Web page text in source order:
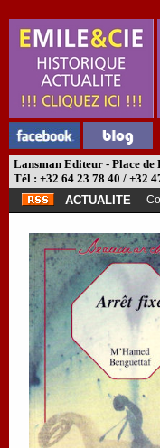
Lansman Editeur - Place de
Tél : +32 64 23 78 40 / +32
ACTUALITE